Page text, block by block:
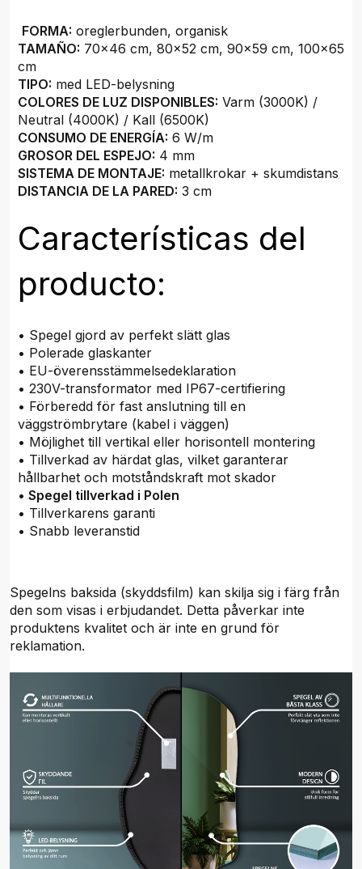
FORMA: oreglerbunden, organisk
TAMAÑO: 70x46 cm, 80x52 cm, 90x59 cm, 100x65
cm
TIPO: med LED-belysning
COLORES DE LUZ DISPONIBLES: Varm (3000K) /
Neutral (4000K) / Kall (6500K)
CONSUMO DE ENERGÍA: 6 W/m
GROSOR DEL ESPEJO: 4 mm
SISTEMA DE MONTAJE: metallkrokar + skumdistans
DISTANCIA DE LA PARED: 3 cm
Características del
producto:
• Spegel gjord av perfekt slätt glas
• Polerade glaskanter
• EU-överensstämmelsedeklaration
• 230V-transformator med IP67-certifiering
• Förberedd för fast anslutning till en
väggströmbrytare (kabel i väggen)
• Möjlighet till vertikal eller horisontell montering
• Tillverkad av härdat glas, vilket garanterar
hållbarhet och motståndskraft mot skador
• Spegel tillverkad i Polen
• Tillverkarens garanti
• Snabb leveranstid
Spegelns baksida (skyddsfilm) kan skilja sig i färg från
den som visas i erbjudandet. Detta påverkar inte
produktens kvalitet och är inte en grund för
reklamation.